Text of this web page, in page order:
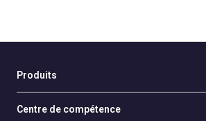
Produits
Centre de compétence